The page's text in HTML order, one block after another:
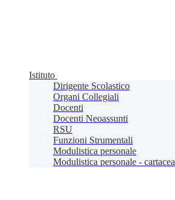
Istituto
Dirigente Scolastico
Organi Collegiali
Docenti
Docenti Neoassunti
RSU
Funzioni Strumentali
Modulistica personale
Modulistica personale - cartacea